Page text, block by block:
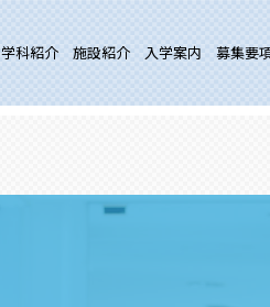
学科紹介 施設紹介 入学案内 募集要